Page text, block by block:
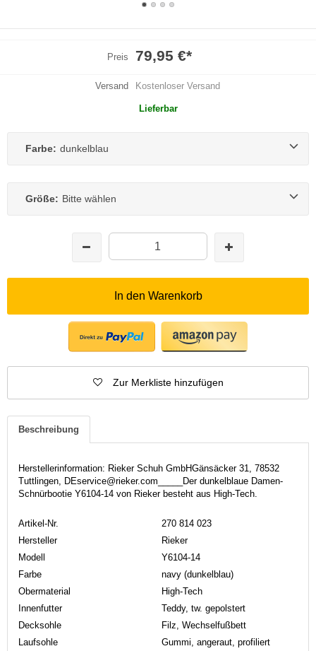
Preis 79,95 €*
Versand Kostenloser Versand
Lieferbar
Farbe: dunkelblau
Größe: Bitte wählen
In den Warenkorb
Zur Merkliste hinzufügen
Beschreibung
Herstellerinformation: Rieker Schuh GmbHGänsäcker 31, 78532
Tuttlingen, DEservice@rieker.com_____Der dunkelblaue Damen-
Schnürbootie Y6104-14 von Rieker besteht aus High-Tech.
Artikel-Nr.
270 814 023
Hersteller
Rieker
Modell
Y6104-14
Farbe
navy (dunkelblau)
Obermaterial
High-Tech
Innenfutter
Teddy, tw. gepolstert
Decksohle
Filz, Wechselfußbett
Laufsohle
Gummi, angeraut, profiliert